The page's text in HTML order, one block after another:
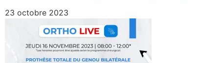
23 octobre 2023